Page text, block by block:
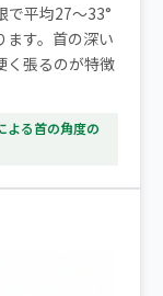
で平均27〜33°
ます。首の深い
く張るのが特徴
よる首の角度の